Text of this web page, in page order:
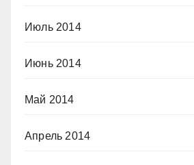
Июль 2014
Июнь 2014
Май 2014
Апрель 2014